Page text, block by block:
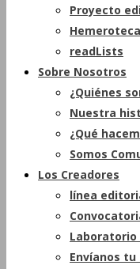
Proyecto
Hemeroteca
readLists
Sobre Nosotros
¿Quiénes
Nuestra
¿Qué
Somos
Los Creadores
línea
Envíanos